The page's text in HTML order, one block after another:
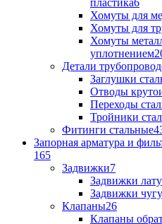
пластика6
Хомуты для
Хомуты для
Хомуты
уплотнением
Детали
Заглушки
Отводы
Переходы
Тройники
Фитинги стальные
Запорная арматура и
165
Задвижки7
Задвижки
Задвижки
Клапаны26
Клапаны